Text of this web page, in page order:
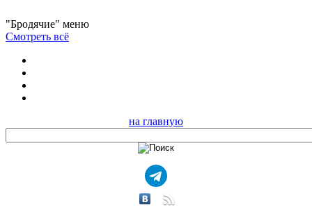
"Бродячие" меню
Смотреть всё
на главную